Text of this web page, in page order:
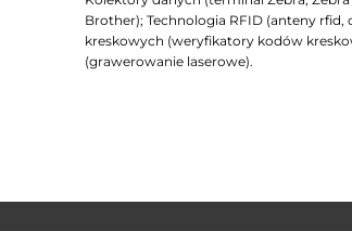
Brother); Technologia RFID (anteny
kreskowych (weryfikatory kodów
(grawerowanie laserowe).